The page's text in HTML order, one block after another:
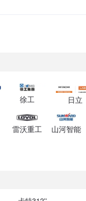
徐工 日立
雷沃重工 山河智能